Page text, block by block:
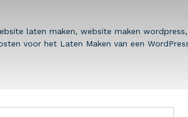
laten maken, website maken wordpress,
voor het Laten Maken van een